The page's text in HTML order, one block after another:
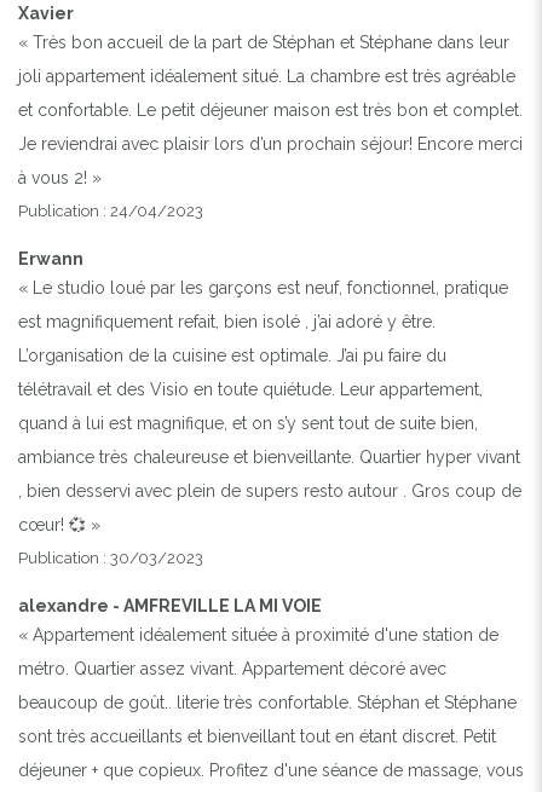
Xavier
« Très bon accueil de la part de Stéphan et Stéphane dans leur
joli appartement idéalement situé. La chambre est très agréable
et confortable. Le petit déjeuner maison est très bon et complet.
Je reviendrai avec plaisir lors d’un prochain séjour! Encore merci
à vous 2! »
Publication : 24/04/2023
Erwann
« Le studio loué par les garçons est neuf, fonctionnel, pratique
est magnifiquement refait, bien isolé , j’ai adoré y être.
L’organisation de la cuisine est optimale. J’ai pu faire du
télétravail et des Visio en toute quiétude. Leur appartement,
quand à lui est magnifique, et on s’y sent tout de suite bien,
ambiance très chaleureuse et bienveillante. Quartier hyper vivant
, bien desservi avec plein de supers resto autour . Gros coup de
cœur! 💞 »
Publication : 30/03/2023
alexandre - AMFREVILLE LA MI VOIE
« Appartement idéalement située à proximité d'une station de
métro. Quartier assez vivant. Appartement décoré avec
beaucoup de goût.. literie très confortable. Stéphan et Stéphane
sont très accueillants et bienveillant tout en étant discret. Petit
déjeuner + que copieux. Profitez d'une séance de massage, vous